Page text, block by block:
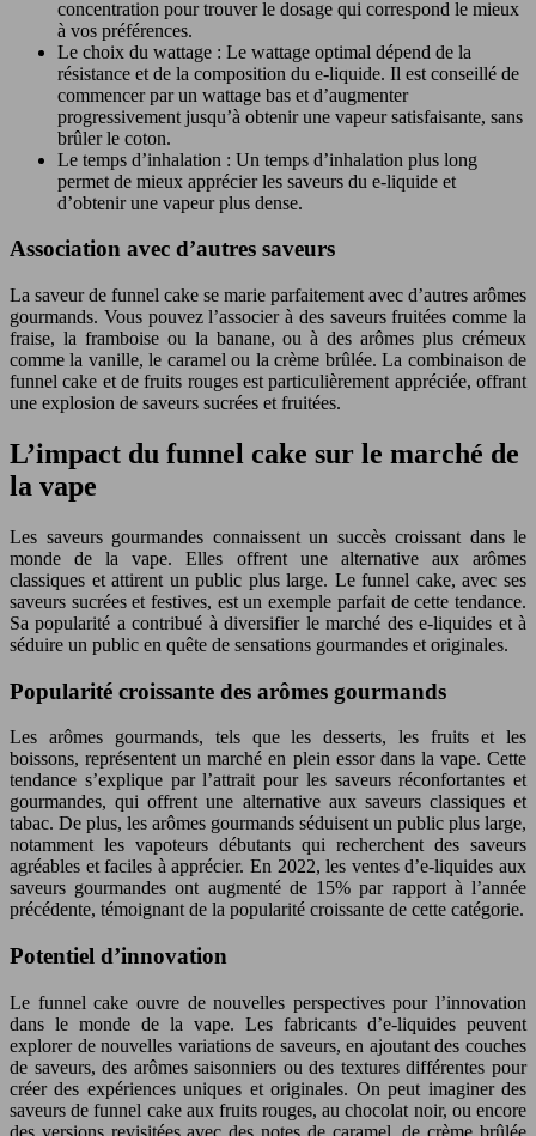
concentration pour trouver le dosage qui correspond le mieux
à vos préférences.
Le choix du wattage : Le wattage optimal dépend de la
résistance et de la composition du e-liquide. Il est conseillé de
commencer par un wattage bas et d’augmenter
progressivement jusqu’à obtenir une vapeur satisfaisante, sans
brûler le coton.
Le temps d’inhalation : Un temps d’inhalation plus long
permet de mieux apprécier les saveurs du e-liquide et
d’obtenir une vapeur plus dense.
Association avec d’autres saveurs
La saveur de funnel cake se marie parfaitement avec d’autres arômes
gourmands. Vous pouvez l’associer à des saveurs fruitées comme la
fraise, la framboise ou la banane, ou à des arômes plus crémeux
comme la vanille, le caramel ou la crème brûlée. La combinaison de
funnel cake et de fruits rouges est particulièrement appréciée, offrant
une explosion de saveurs sucrées et fruitées.
L’impact du funnel cake sur le marché de
la vape
Les saveurs gourmandes connaissent un succès croissant dans le
monde de la vape. Elles offrent une alternative aux arômes
classiques et attirent un public plus large. Le funnel cake, avec ses
saveurs sucrées et festives, est un exemple parfait de cette tendance.
Sa popularité a contribué à diversifier le marché des e-liquides et à
séduire un public en quête de sensations gourmandes et originales.
Popularité croissante des arômes gourmands
Les arômes gourmands, tels que les desserts, les fruits et les
boissons, représentent un marché en plein essor dans la vape. Cette
tendance s’explique par l’attrait pour les saveurs réconfortantes et
gourmandes, qui offrent une alternative aux saveurs classiques et
tabac. De plus, les arômes gourmands séduisent un public plus large,
notamment les vapoteurs débutants qui recherchent des saveurs
agréables et faciles à apprécier. En 2022, les ventes d’e-liquides aux
saveurs gourmandes ont augmenté de 15% par rapport à l’année
précédente, témoignant de la popularité croissante de cette catégorie.
Potentiel d’innovation
Le funnel cake ouvre de nouvelles perspectives pour l’innovation
dans le monde de la vape. Les fabricants d’e-liquides peuvent
explorer de nouvelles variations de saveurs, en ajoutant des couches
de saveurs, des arômes saisonniers ou des textures différentes pour
créer des expériences uniques et originales. On peut imaginer des
saveurs de funnel cake aux fruits rouges, au chocolat noir, ou encore
des versions revisitées avec des notes de caramel, de crème brûlée